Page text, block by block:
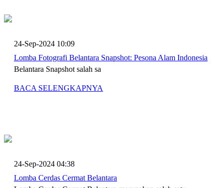
24-Sep-2024 10:09
Lomba Fotografi Belantara Snapshot: Pesona Alam Indonesia
Belantara Snapshot salah sa
BACA SELENGKAPNYA
24-Sep-2024 04:38
Lomba Cerdas Cermat Belantara